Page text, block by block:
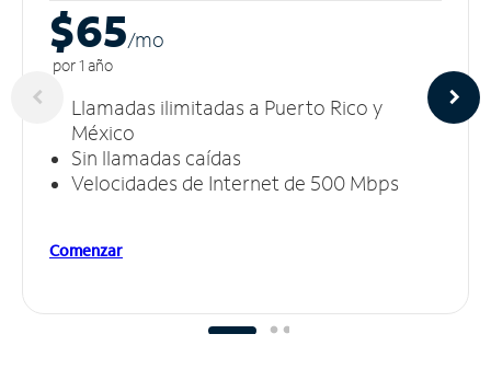
$65/mo
por 1 año
Llamadas ilimitadas a Puerto Rico y
México
Sin llamadas caídas
Velocidades de Internet de 500 Mbps
Comenzar